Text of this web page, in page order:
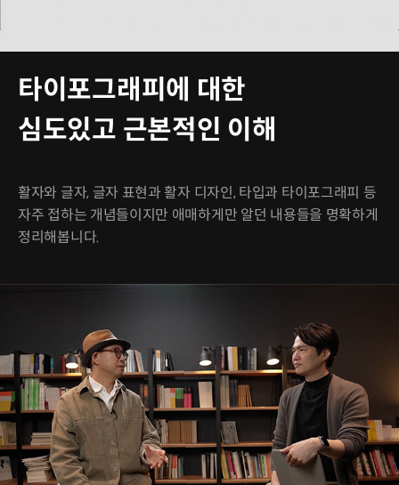
타이포그래피에 대한
심도있고 근본적인 이해
활자와 글자, 글자 표현과 활자 디자인, 타입과 타이포그래피 등
자주 접하는 개념들이지만 애매하게만 알던 내용들을 명확하게
정리해봅니다.